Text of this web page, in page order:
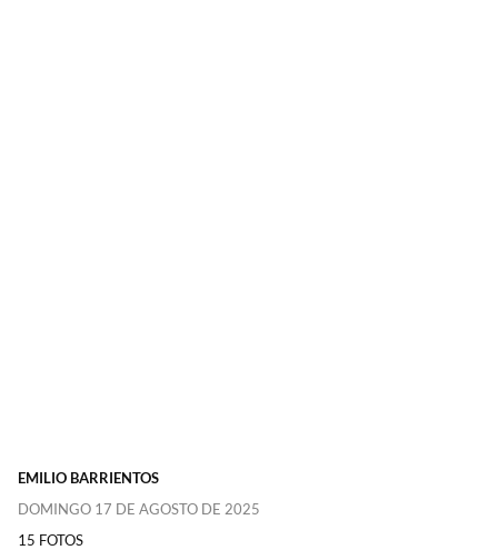
EMILIO BARRIENTOS
DOMINGO 17 DE AGOSTO DE 2025
15 FOTOS